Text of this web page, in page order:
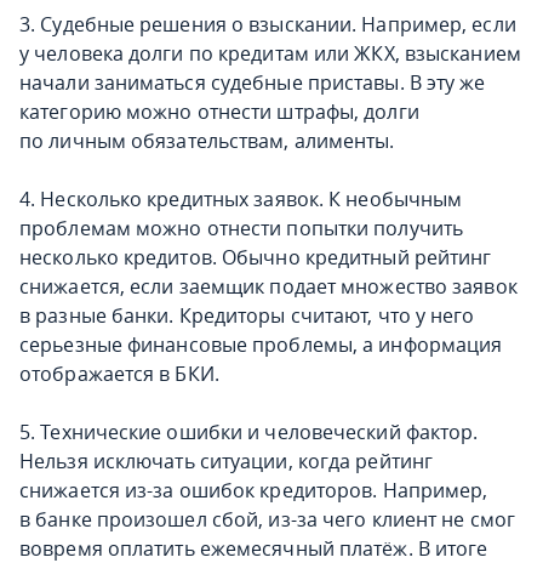
3. Судебные решения о взыскании. Например, если
у человека долги по кредитам или ЖКХ, взысканием
начали заниматься судебные приставы. В эту же
категорию можно отнести штрафы, долги
по личным обязательствам, алименты.
4. Несколько кредитных заявок. К необычным
проблемам можно отнести попытки получить
несколько кредитов. Обычно кредитный рейтинг
снижается, если заемщик подает множество заявок
в разные банки. Кредиторы считают, что у него
серьезные финансовые проблемы, а информация
отображается в БКИ.
5. Технические ошибки и человеческий фактор.
Нельзя исключать ситуации, когда рейтинг
снижается из-за ошибок кредиторов. Например,
в банке произошел сбой, из-за чего клиент не смог
вовремя оплатить ежемесячный платёж. В итоге